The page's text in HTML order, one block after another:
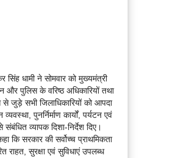
सिंह धामी ने सोमवार को मुख्यमंत्री
और पुलिस के वरिष्ठ अधिकारियों तथा
से जुड़े सभी जिलाधिकारियों को आपदा
पुनर्निर्माण कार्यों, पर्यटन एवं
व्यापक दिशा-निर्देश दिए।
कि सरकार की सर्वोच्च प्राथमिकता
राहत, सुरक्षा एवं सुविधाएं उपलब्ध